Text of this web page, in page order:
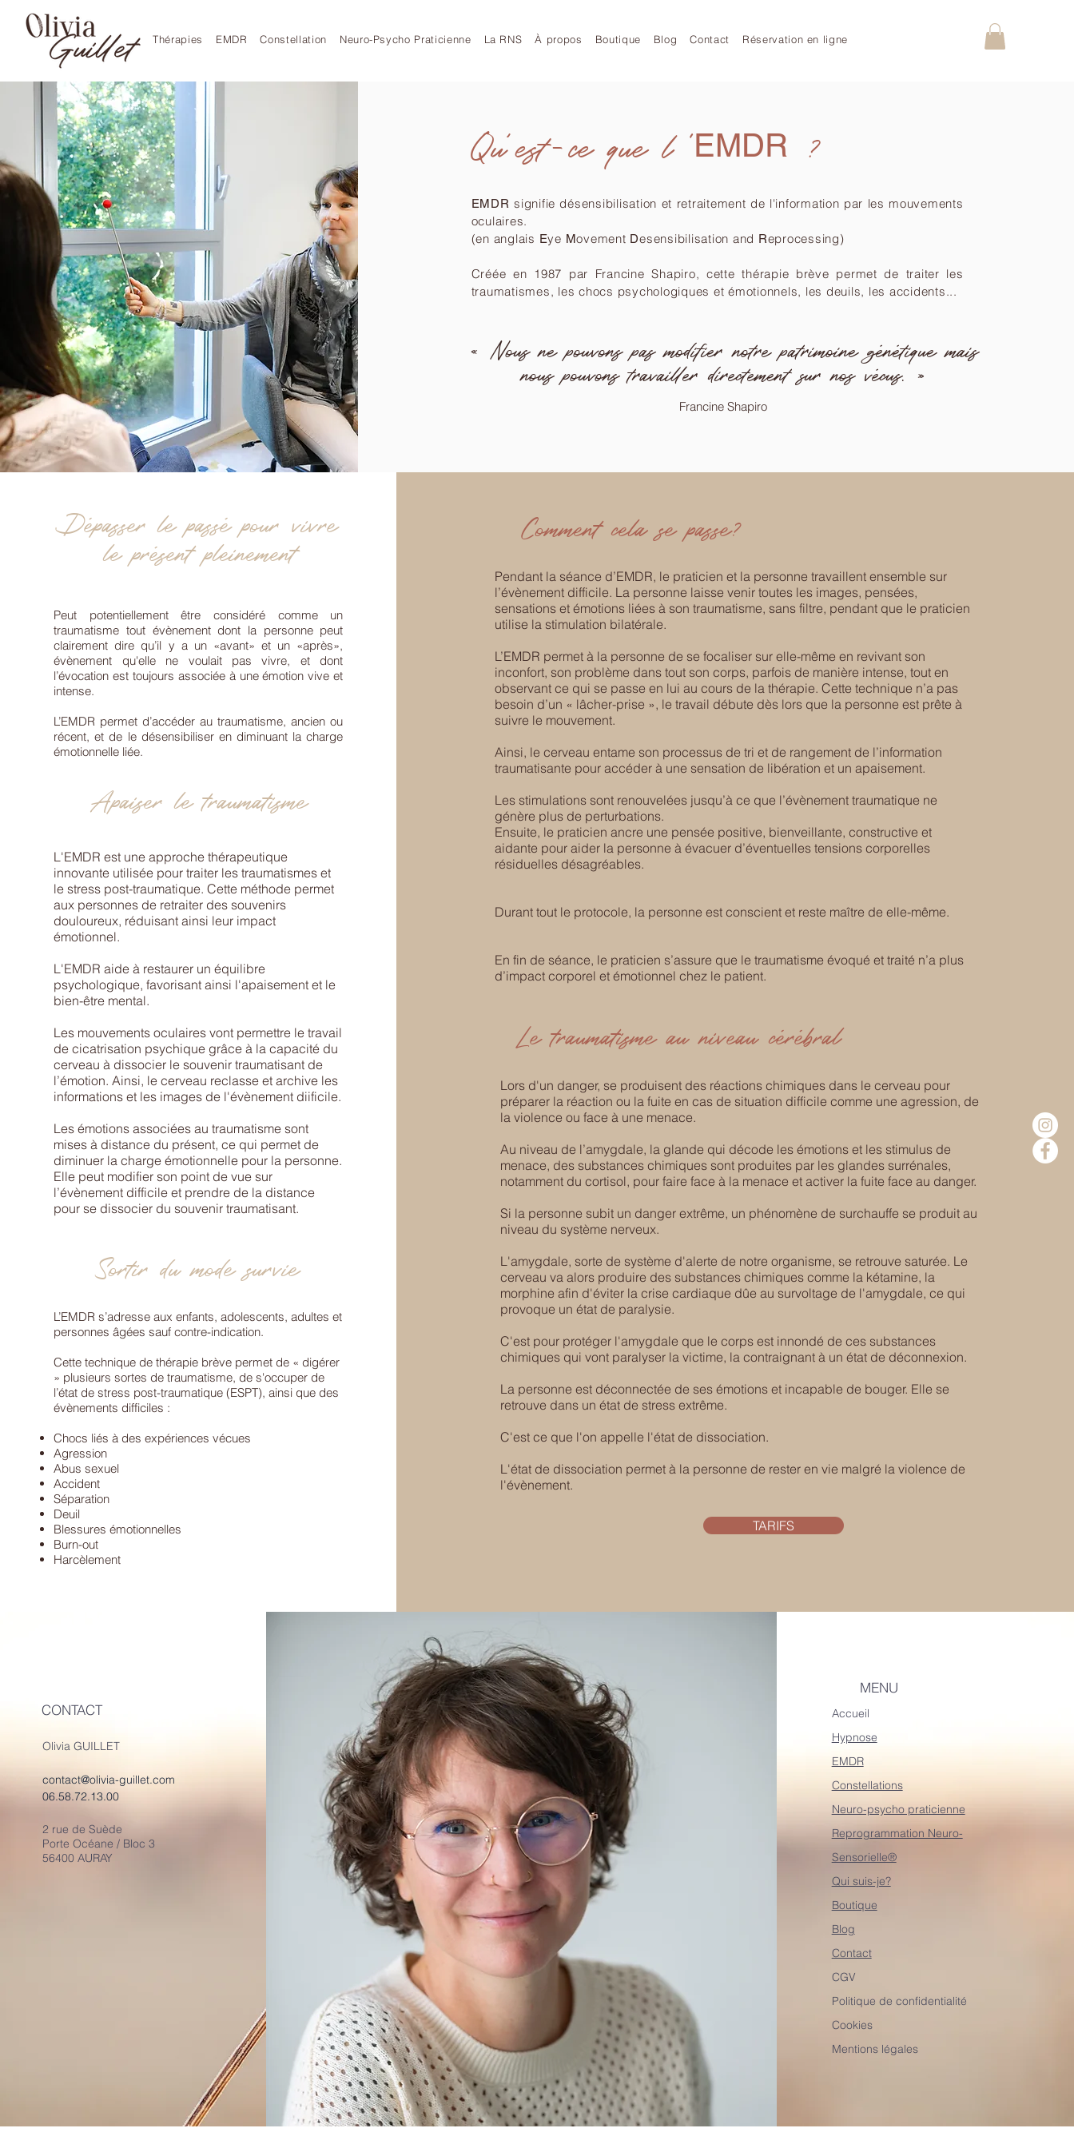
Thérapies EMDR Constellation Neuro-Psycho Praticienne La RNS À propos Boutique Blog Contact Réservation en ligne
Qu’est-ce que l 'EMDR ?
EMDR signifie désensibilisation et retraitement de l'information par les mouvements
oculaires.
(en anglais Eye Movement Desensibilisation and Reprocessing)
Créée en 1987 par Francine Shapiro, cette thérapie brève permet de traiter les
traumatismes, les chocs psychologiques et émotionnels, les deuils, les accidents...
« Nous ne pouvons pas modifier notre patrimoine génétique mais
nous pouvons travailler directement sur nos vécus. »
Francine Shapiro
Dépasser le passé pour vivre
le présent pleinement
Peut potentiellement être considéré comme un
traumatisme tout évènement dont la personne peut
clairement dire qu’il y a un «avant» et un «après»,
évènement qu'elle ne voulait pas vivre, et dont
l’évocation est toujours associée à une émotion vive et
intense.
L’EMDR permet d’accéder au traumatisme, ancien ou
récent, et de le désensibiliser en diminuant la charge
émotionnelle liée.
Apaiser le traumatisme
L'EMDR est une approche thérapeutique
innovante utilisée pour traiter les traumatismes et
le stress post-traumatique. Cette méthode permet
aux personnes de retraiter des souvenirs
douloureux, réduisant ainsi leur impact
émotionnel.
L'EMDR aide à restaurer un équilibre
psychologique, favorisant ainsi l'apaisement et le
bien-être mental.
Les mouvements oculaires vont permettre le travail
de cicatrisation psychique grâce à la capacité du
cerveau à dissocier le souvenir traumatisant de
l’émotion. Ainsi, le cerveau reclasse et archive les
informations et les images de l'évènement diificile.
Les émotions associées au traumatisme sont
mises à distance du présent, ce qui permet de
diminuer la charge émotionnelle pour la personne.
Elle peut modifier son point de vue sur
l’évènement difficile et prendre de la distance
pour se dissocier du souvenir traumatisant.
Sortir du mode survie
L’EMDR s’adresse aux enfants, adolescents, adultes et
personnes âgées sauf contre-indication.
Cette technique de thérapie brève permet de « digérer
» plusieurs sortes de traumatisme, de s'occuper de
l’état de stress post-traumatique (ESPT), ainsi que des
évènements difficiles :
Chocs liés à des expériences vécues
Agression
Abus sexuel
Accident
Séparation
Deuil
Blessures émotionnelles
Burn-out
Harcèlement
Comment cela se passe?
Pendant la séance d’EMDR, le praticien et la personne travaillent ensemble sur
l’évènement difficile. La personne laisse venir toutes les images, pensées,
sensations et émotions liées à son traumatisme, sans filtre, pendant que le praticien
utilise la stimulation bilatérale.
L’EMDR permet à la personne de se focaliser sur elle-même en revivant son
inconfort, son problème dans tout son corps, parfois de manière intense, tout en
observant ce qui se passe en lui au cours de la thérapie. Cette technique n’a pas
besoin d’un « lâcher-prise », le travail débute dès lors que la personne est prête à
suivre le mouvement.
Ainsi, le cerveau entame son processus de tri et de rangement de l’information
traumatisante pour accéder à une sensation de libération et un apaisement.
Les stimulations sont renouvelées jusqu’à ce que l’évènement traumatique ne
génère plus de perturbations.
Ensuite, le praticien ancre une pensée positive, bienveillante, constructive et
aidante pour aider la personne à évacuer d’éventuelles tensions corporelles
résiduelles désagréables.
Durant tout le protocole, la personne est conscient et reste maître de elle-même.
En fin de séance, le praticien s’assure que le traumatisme évoqué et traité n’a plus
d’impact corporel et émotionnel chez le patient.
Le traumatisme au niveau cérébral
Lors d'un danger, se produisent des réactions chimiques dans le cerveau pour
préparer la réaction ou la fuite en cas de situation difficile comme une agression, de
la violence ou face à une menace.
Au niveau de l’amygdale, la glande qui décode les émotions et les stimulus de
menace, des substances chimiques sont produites par les glandes surrénales,
notamment du cortisol, pour faire face à la menace et activer la fuite face au danger.
Si la personne subit un danger extrême, un phénomène de surchauffe se produit au
niveau du système nerveux.
L'amygdale, sorte de système d'alerte de notre organisme, se retrouve saturée. Le
cerveau va alors produire des substances chimiques comme la kétamine, la
morphine afin d'éviter la crise cardiaque dûe au survoltage de l'amygdale, ce qui
provoque un état de paralysie.
C'est pour protéger l'amygdale que le corps est innondé de ces substances
chimiques qui vont paralyser la victime, la contraignant à un état de déconnexion.
La personne est déconnectée de ses émotions et incapable de bouger. Elle se
retrouve dans un état de stress extrême.
C'est ce que l'on appelle l'état de dissociation.
L'état de dissociation permet à la personne de rester en vie malgré la violence de
l'évènement.
TARIFS
CONTACT
Olivia GUILLET
contact@olivia-guillet.com
06.58.72.13.00
2 rue de Suède
Porte Océane / Bloc 3
56400 AURAY
MENU
Accueil
Hypnose
EMDR
Constellations
Neuro-psycho praticienne
Reprogrammation Neuro-
Sensorielle®
Qui suis-je?
Boutique
Blog
Contact
CGV
Politique de confidentialité
Cookies
Mentions légales